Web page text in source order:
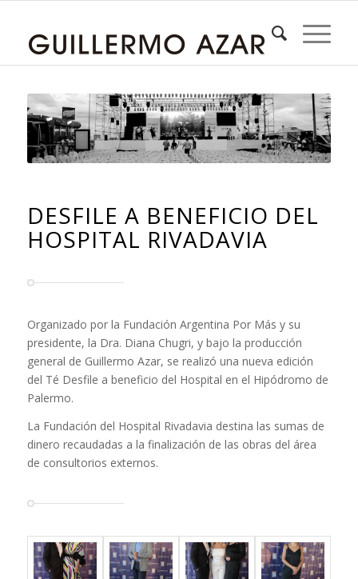
DESFILE A BENEFICIO DEL
HOSPITAL RIVADAVIA
Organizado por la Fundación Argentina Por Más y su
presidente, la Dra. Diana Chugri, y bajo la producción
general de Guillermo Azar, se realizó una nueva edición
del Té Desfile a beneficio del Hospital en el Hipódromo de
Palermo.
La Fundación del Hospital Rivadavia destina las sumas de
dinero recaudadas a la finalización de las obras del área
de consultorios externos.